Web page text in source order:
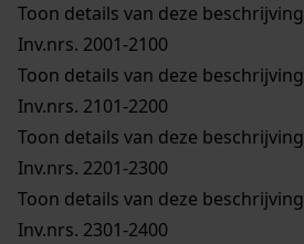
Toon details van deze beschrijving
Inv.nrs. 2001-2100
Toon details van deze beschrijving
Inv.nrs. 2101-2200
Toon details van deze beschrijving
Inv.nrs. 2201-2300
Toon details van deze beschrijving
Inv.nrs. 2301-2400